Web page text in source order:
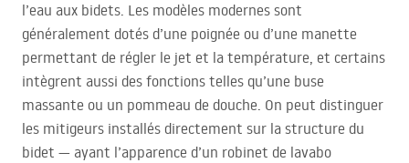
l’eau aux bidets. Les modèles modernes sont
généralement dotés d’une poignée ou d’une manette
permettant de régler le jet et la température, et certains
intègrent aussi des fonctions telles qu’une buse
massante ou un pommeau de douche. On peut distinguer
les mitigeurs installés directement sur la structure du
bidet — ayant l’apparence d’un robinet de lavabo